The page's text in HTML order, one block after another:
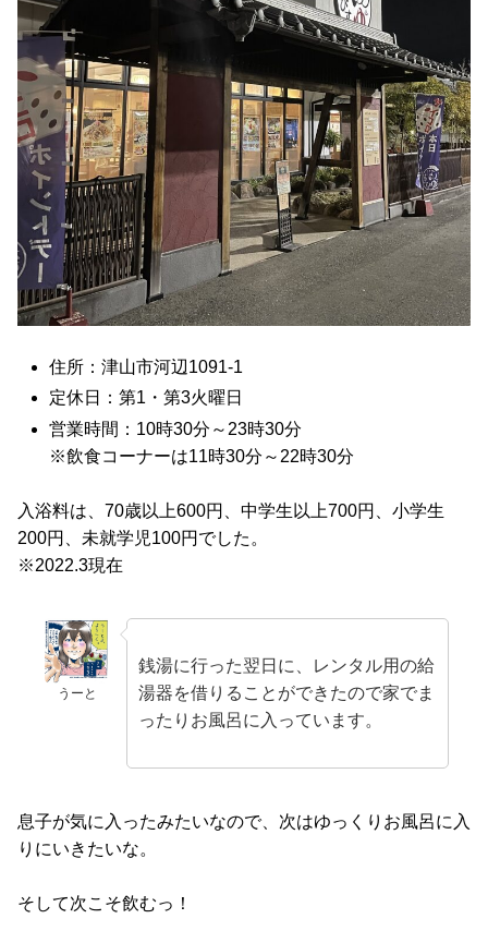
住所：津山市河辺1091-1
定休日：第1・第3火曜日
営業時間：10時30分～23時30分
※飲食コーナーは11時30分～22時30分
入浴料は、70歳以上600円、中学生以上700円、小学生
200円、未就学児100円でした。
※2022.3現在
うーと
銭湯に行った翌日に、レンタル用の給
湯器を借りることができたので家でま
ったりお風呂に入っています。
息子が気に入ったみたいなので、次はゆっくりお風呂に入
りにいきたいな。
そして次こそ飲むっ！